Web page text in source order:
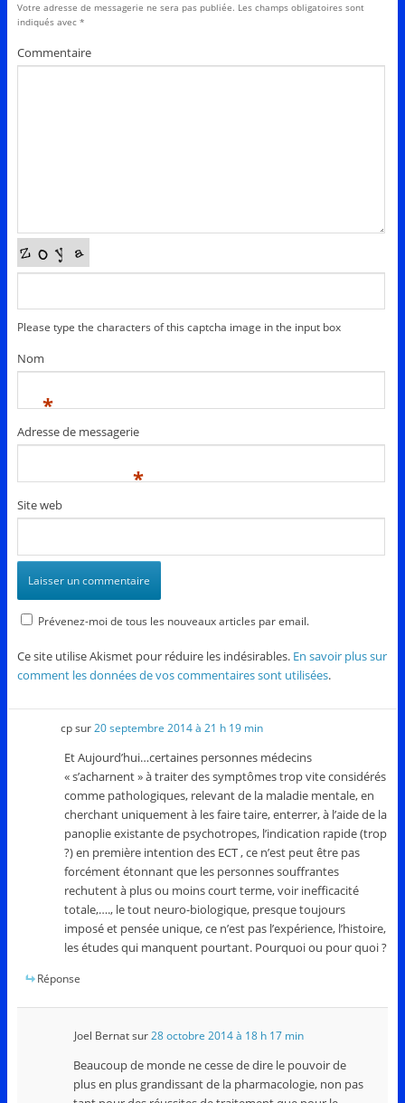
Votre adresse de messagerie ne sera pas publiée. Les champs obligatoires sont
indiqués avec *
Commentaire
Please type the characters of this captcha image in the input box
Nom
*
Adresse de messagerie
*
Site web
Prévenez-moi de tous les nouveaux articles par email.
Ce site utilise Akismet pour réduire les indésirables. En savoir plus sur
comment les données de vos commentaires sont utilisées.
cpsur20 septembre 2014 à 21 h 19 min
Et Aujourd’hui…certaines personnes médecins
« s’acharnent » à traiter des symptômes trop vite considérés
comme pathologiques, relevant de la maladie mentale, en
cherchant uniquement à les faire taire, enterrer, à l’aide de la
panoplie existante de psychotropes, l’indication rapide (trop
?) en première intention des ECT , ce n’est peut être pas
forcément étonnant que les personnes souffrantes
rechutent à plus ou moins court terme, voir inefficacité
totale,…., le tout neuro-biologique, presque toujours
imposé et pensée unique, ce n’est pas l’expérience, l’histoire,
les études qui manquent pourtant. Pourquoi ou pour quoi ?
Réponse
Joel Bernatsur28 octobre 2014 à 18 h 17 min
Beaucoup de monde ne cesse de dire le pouvoir de
plus en plus grandissant de la pharmacologie, non pas